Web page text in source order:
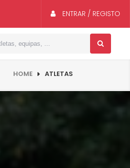
ENTRAR / REGISTO
HOME ATLETAS